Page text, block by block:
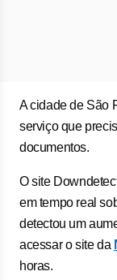
A cidade de São
serviço que
documentos.
O site
em tempo real
detectou um
acessar o site da
horas.